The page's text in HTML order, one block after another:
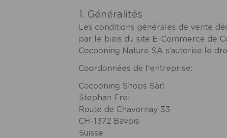
1. Généralités
Les conditions générales de vente
par le biais du site E-Commerce de
Cocooning Nature SA s’autorise le
Coordonnées de l'entreprise:
Cocooning Shops Sàrl
Stephan Frei
Route de Chavornay 33
CH-1372 Bavois
Suisse